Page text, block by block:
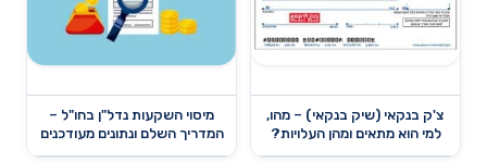
צ'ק בנקאי (שיק בנקאי) – מהו,
למי הוא מתאים ומהן העלויות?
מיסוי השקעות נדל"ן בחו"ל –
המדריך השלם ונתונים מעודכנים